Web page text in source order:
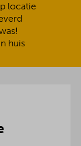
locatie
huis